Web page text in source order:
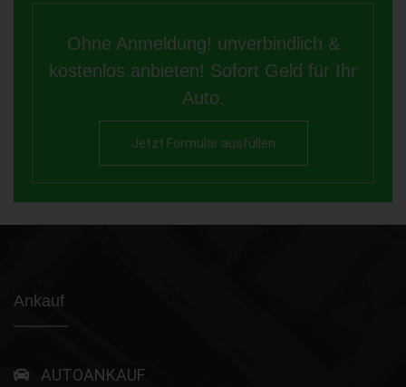
Ohne Anmeldung! unverbindlich &
kostenlos anbieten! Sofort Geld für Ihr
Auto.
Jetzt Formular ausfüllen
Ankauf
AUTOANKAUF